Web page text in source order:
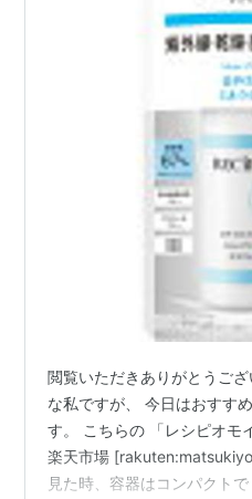
閲覧いただきありがとうご
な私ですが、 今日はおすす
す。 こちらの 「レシピオモ
楽天市場
見た時、容器はコンパクト